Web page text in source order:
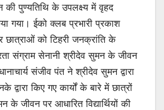
पुण्यतिथि के उपलक्ष्य में वृहद
गया। ईको क्लब प्रभारी प्रकाश
छात्राओं को टिहरी जनक्रांति के
संग्राम सेनानी श्रीदेव सुमन के जीवन
संजीव पंत ने श्रीदेव सुमन द्वारा
द्वारा किए गए कार्यों के बारे में छात्रों
के जीवन पर आधारित विद्यार्थियों की